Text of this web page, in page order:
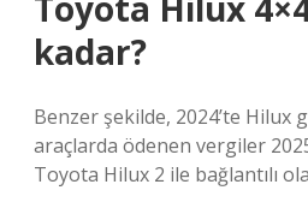
kadar?
Benzer şekilde, 2024’te Hilux
araçlarda ödenen vergiler
Toyota Hilux 2 ile bağlantılı